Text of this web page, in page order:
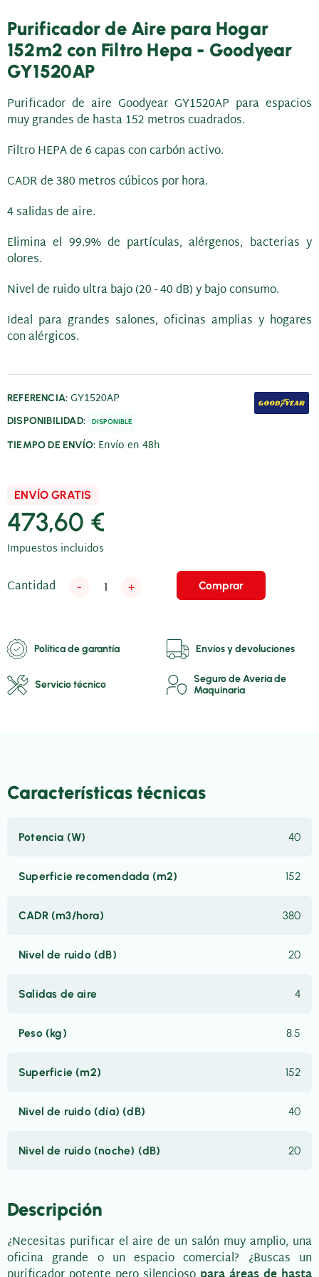
Purificador de Aire para Hogar
152m2 con Filtro Hepa - Goodyear
GY1520AP
Purificador de aire Goodyear GY1520AP para espacios
muy grandes de hasta 152 metros cuadrados.
Filtro HEPA de 6 capas con carbón activo.
CADR de 380 metros cúbicos por hora.
4 salidas de aire.
Elimina el 99.9% de partículas, alérgenos, bacterias y
olores.
Nivel de ruido ultra bajo (20 - 40 dB) y bajo consumo.
Ideal para grandes salones, oficinas amplias y hogares
con alérgicos.
REFERENCIA: GY1520AP
DISPONIBILIDAD: DISPONIBLE
TIEMPO DE ENVÍO: Envío en 48h
ENVÍO GRATIS
473,60 €
Impuestos incluidos
Cantidad - + Comprar
Política de garantía Envíos y devoluciones
Servicio técnico
Seguro de Avería de
Maquinaria
Características técnicas
Potencia (W) 40
Superficie recomendada (m2) 152
CADR (m3/hora) 380
Nivel de ruido (dB) 20
Salidas de aire 4
Peso (kg) 8.5
Superficie (m2) 152
Nivel de ruido (día) (dB) 40
Nivel de ruido (noche) (dB) 20
Descripción
¿Necesitas purificar el aire de un salón muy amplio, una
oficina grande o un espacio comercial? ¿Buscas un